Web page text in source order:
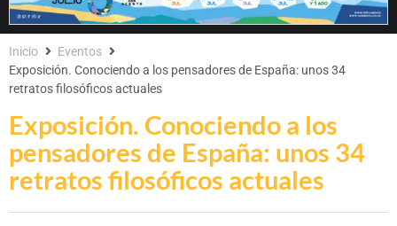
Exposición. Conociendo a los
pensadores de España: unos 34
retratos filosóficos actuales
Inicio
Eventos
Exposición. Conociendo a los pensadores de España: unos 34
retratos filosóficos actuales